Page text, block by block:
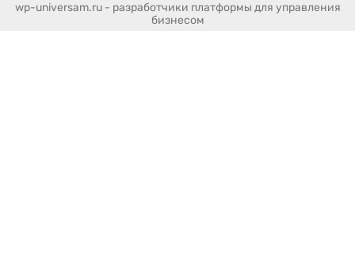
wp-universam.ru - разработчики платформы для управления
бизнесом